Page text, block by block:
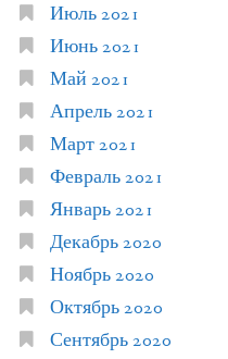
Июль 2021
Июнь 2021
Май 2021
Апрель 2021
Март 2021
Февраль 2021
Январь 2021
Декабрь 2020
Ноябрь 2020
Октябрь 2020
Сентябрь 2020